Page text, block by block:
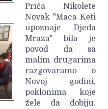
Priča Nikolete
Novak "Maca Keti
upoznaje Djeda
Mraza" bila je
povod da sa
malim drugarima
razgovaramo o
Novoj godini,
poklonima koje
žele da dobiju.